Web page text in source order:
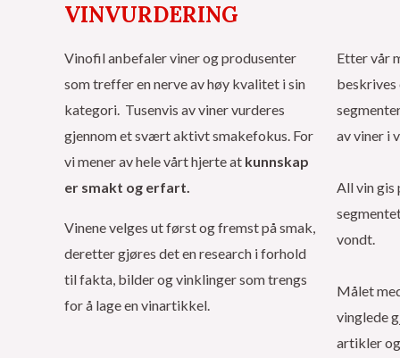
VINVURDERING
Vinofil anbefaler viner og produsenter
som treffer en nerve av høy kvalitet i sin
kategori. Tusenvis av viner vurderes
gjennom et svært aktivt smakefokus. For
vi mener av hele vårt hjerte at kunnskap
er smakt og erfart.
Vinene velges ut først og fremst på smak,
deretter gjøres det en research i forhold
til fakta, bilder og vinklinger som trengs
for å lage en vinartikkel.
Etter vår
beskrives
av viner i
All vin gis
vondt.
Målet
vinglede
artikler